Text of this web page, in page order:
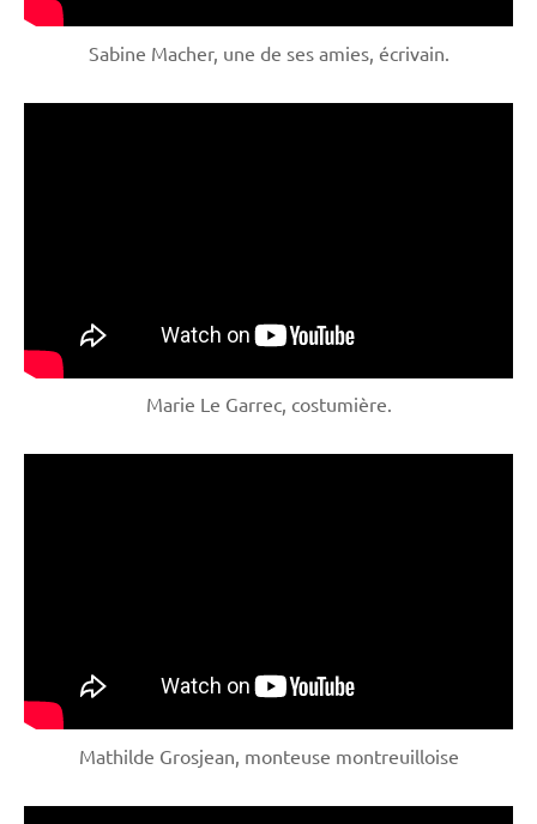
Sabine Macher, une de ses amies, écrivain.
Marie Le Garrec, costumière.
Mathilde Grosjean, monteuse montreuilloise